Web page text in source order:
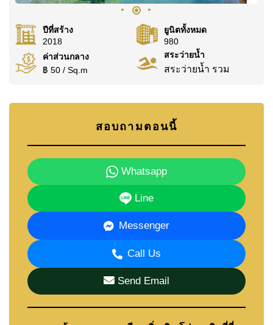
ปีที่สร้าง
2018
ยูนิตทั้งหมด
980
ค่าส่วนกลาง
฿ 50 / Sq.m
สระว่ายน้ำ
สระว่ายน้ำ รวม
สอบถามตอนนี้
Whatsapp
Line
Messenger
Call Us
Send Email